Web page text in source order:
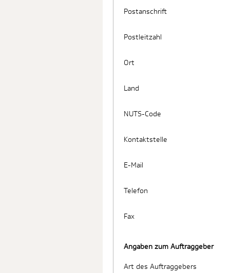
Postanschrift
Postleitzahl
Ort
Land
NUTS-Code
Kontaktstelle
E-Mail
Telefon
Fax
Angaben zum Auftraggeber
Art des Auftraggebers